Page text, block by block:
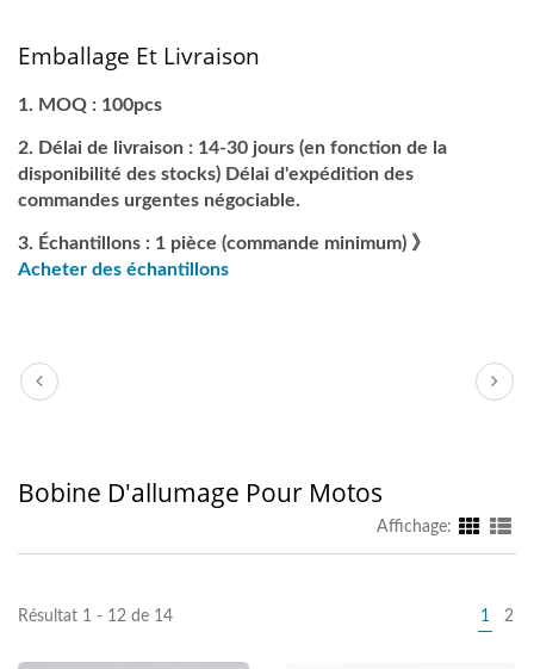
Emballage Et Livraison
MOQ : 100pcs
Délai de livraison : 14-30 jours (en fonction de la
disponibilité des stocks) Délai d'expédition des
commandes urgentes négociable.
Échantillons : 1 pièce (commande minimum) 》
Acheter des échantillons
Bobine D'allumage Pour Motos
Affichage:
Résultat 1 - 12 de 14 1 2